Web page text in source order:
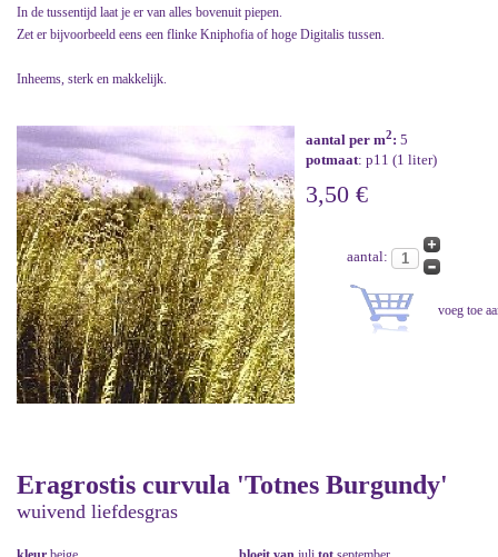
In de tussentijd laat je er van alles bovenuit piepen.
Zet er bijvoorbeeld eens een flinke Kniphofia of hoge Digitalis tussen.
Inheems, sterk en makkelijk.
aantal per m2: 5
potmaat: p11 (1 liter)
3,50 €
aantal:
Eragrostis curvula 'Totnes Burgundy'
wuivend liefdesgras